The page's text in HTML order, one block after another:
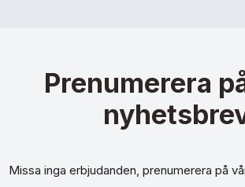
Prenumerera
Missa inga erbjudanden, prenumerera på